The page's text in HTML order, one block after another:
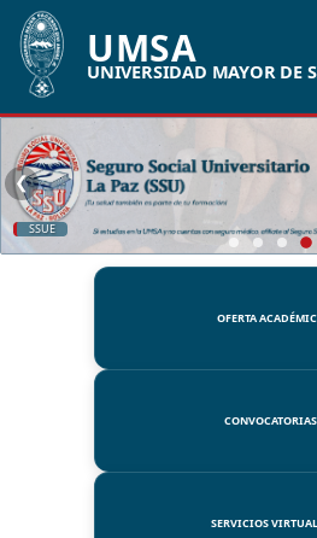
UMSA
UNIVERSIDAD MAYOR DE
SSUE
❮
OFERTA
CONVOCATORIAS
SERVICIOS